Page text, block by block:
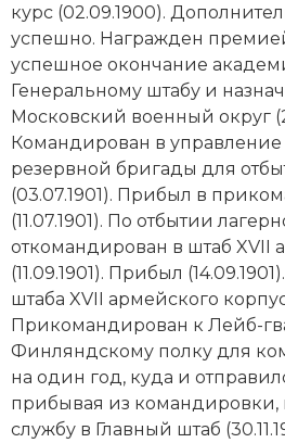
курс (02.09.1900).
успешно. Награжден
успешное окончание
Генеральному штабу и
Московский военный округ
Командирован в управление
резервной бригады для
(03.07.1901). Прибыл в
(11.07.1901). По отбытии
откомандирован в штаб XVII
(11.09.1901). Прибыл
штаба XVII армейского
Прикомандирован к Лейб-
Финляндскому полку для
на один год, куда и
прибывая из командировки,
службу в Главный штаб